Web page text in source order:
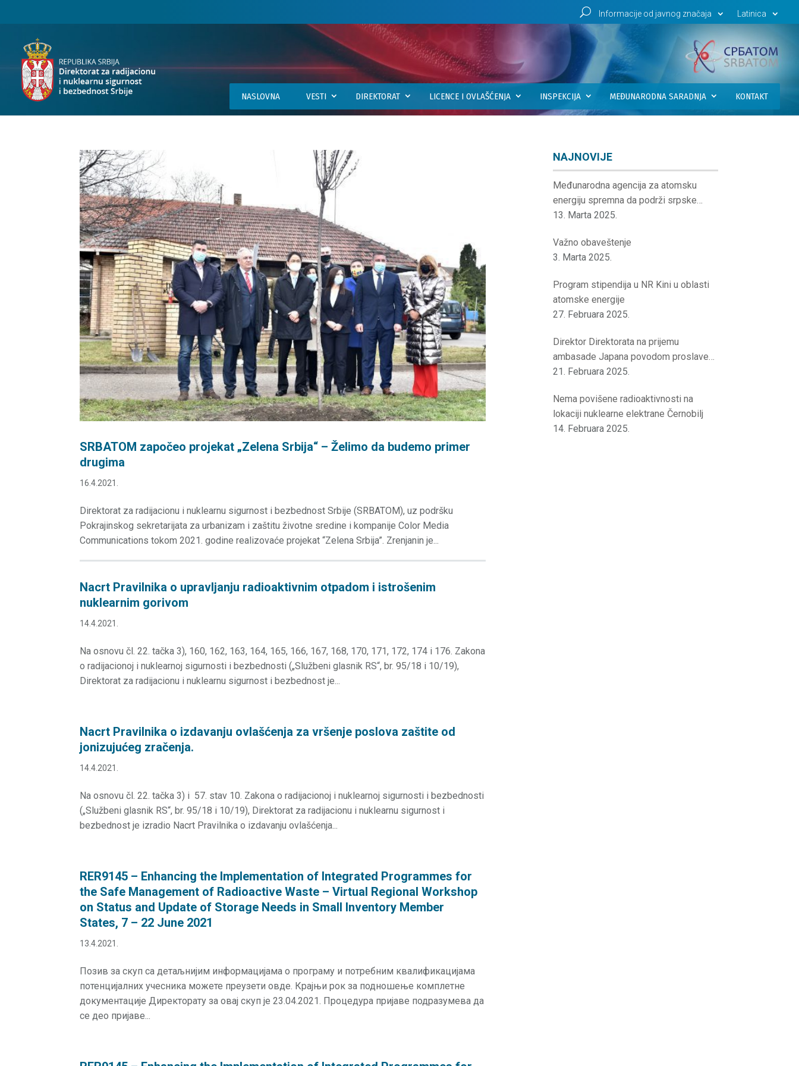
U Informacije od javnog značaja Latinica
NASLOVNA VESTI DIREKTORAT LICENCE I OVLAŠĆENJA INSPEKCIJA MEĐUNARODNA SARADNJA KONTAKT
SRBATOM započeo projekat „Zelena Srbija“ – Želimo da budemo primer
drugima
16.4.2021.
Direktorat za radijacionu i nuklearnu sigurnost i bezbednost Srbije (SRBATOM), uz podršku
Pokrajinskog sekretarijata za urbanizam i zaštitu životne sredine i kompanije Color Media
Communications tokom 2021. godine realizovaće projekat “Zelena Srbija”. Zrenjanin je...
Nacrt Pravilnika o upravljanju radioaktivnim otpadom i istrošenim
nuklearnim gorivom
14.4.2021.
Na osnovu čl. 22. tačka 3), 160, 162, 163, 164, 165, 166, 167, 168, 170, 171, 172, 174 i 176. Zakona
o radijacionoj i nuklearnoj sigurnosti i bezbednosti („Službeni glasnik RS“, br. 95/18 i 10/19),
Direktorat za radijacionu i nuklearnu sigurnost i bezbednost je...
Nacrt Pravilnika o izdavanju ovlašćenja za vršenje poslova zaštite od
jonizujućeg zračenja.
14.4.2021.
Na osnovu čl. 22. tačka 3) i 57. stav 10. Zakona o radijacionoj i nuklearnoj sigurnosti i bezbednosti
(„Službeni glasnik RS“, br. 95/18 i 10/19), Direktorat za radijacionu i nuklearnu sigurnost i
bezbednost je izradio Nacrt Pravilnika o izdavanju ovlašćenja...
RER9145 – Enhancing the Implementation of Integrated Programmes for
the Safe Management of Radioactive Waste – Virtual Regional Workshop
on Status and Update of Storage Needs in Small Inventory Member
States, 7 – 22 June 2021
13.4.2021.
Позив за скуп са детаљнијим информацијама о програму и потребним квалификацијама
потенцијалних учесника можете преузети овде. Крајњи рок за подношење комплетне
документације Директорату за овај скуп је 23.04.2021. Процедура пријаве подразумева да
се део пријаве...
NAJNOVIJE
Međunarodna agencija za atomsku
energiju spremna da podrži srpske
institucije
13. Marta 2025.
Važno obaveštenje
3. Marta 2025.
Program stipendija u NR Kini u oblasti
atomske energije
27. Februara 2025.
Direktor Direktorata na prijemu
ambasade Japana povodom proslave
rođendana japanskog cara
21. Februara 2025.
Nema povišene radioaktivnosti na
lokaciji nuklearne elektrane Černobilj
14. Februara 2025.